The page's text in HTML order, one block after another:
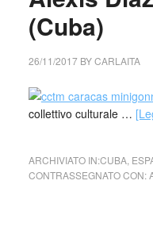
(Cuba)
26/11/2017BYCARLAITA
collettivo culturale …
ARCHIVIATO IN:CUBA,
CONTRASSEGNATO CON: